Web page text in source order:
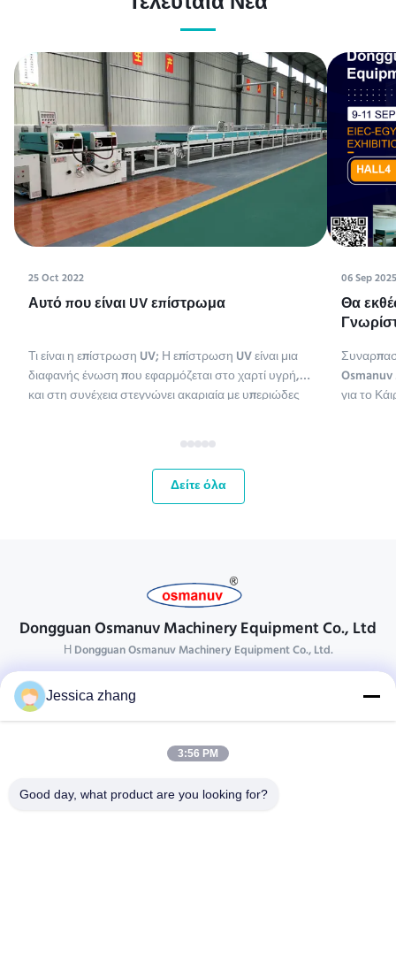
25 Oct 2022
Αυτό που είναι UV επίστρωμα
Τι είναι η επίστρωση UV; Η επίστρωση UV είναι μια
διαφανής ένωση που εφαρμόζεται στο χαρτί υγρή,
και στη συνέχεια στεγνώνει ακαριαία με υπεριώδες
επίστρωσης υπεριώδους ακτινοβολίας).
Χρησιμοποιούνται διάφοροι τύποι ενώσεων για την
επίστρωση χαρτιού. Οι χημ...
06 Sep 2025
Θα
Tissue
για το
Δείτε όλα
Dongguan Osmanuv Machinery Equipment Co., Ltd
Η Dongguan Osmanuv Machinery Equipment Co., Ltd.
28 δεύτερος ο βιομηχανικός, wei Liu chong, Wanjiang,
DongGuan, Guangdong, Κίνα
osmanuv@hotmail.com
Jessica zhang
3:56 PM
Good day, what product are you looking for?